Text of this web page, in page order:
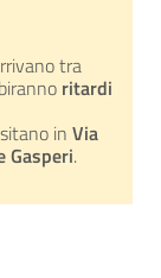
tra
ritardi
inVia
Gasperi.